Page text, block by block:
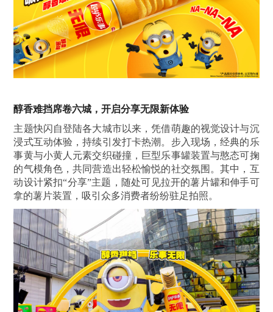
醇香难挡席卷六城，开启分享无限新体验
主题快闪自登陆各大城市以来，凭借萌趣的视觉设计与沉
浸式互动体验，持续引发打卡热潮。步入现场，经典的乐
事黄与小黄人元素交织碰撞，巨型乐事罐装置与憨态可掬
的气模角色，共同营造出轻松愉悦的社交氛围。其中，互
动设计紧扣“分享”主题，随处可见拉开的薯片罐和伸手可
拿的薯片装置，吸引众多消费者纷纷驻足拍照。